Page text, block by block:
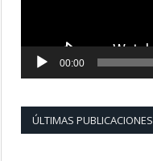
00:00
ÚLTIMAS PUBLICACIONES